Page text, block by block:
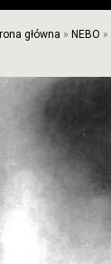
główna » NEBO »